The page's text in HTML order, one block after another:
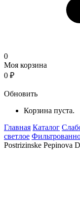
0
Моя корзина
0 ₽
Обновить
Корзина пуста.
Главная Каталог
светлое
Postrizinske Pepinova